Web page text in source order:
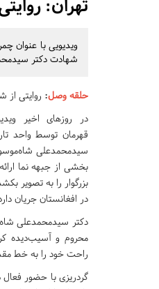
تهران:
ویدیویی با عنوان
شهادت دکتر
حلقه وصل: روایتی
در روزهای اخیر
قهرمان توسط واحد
سیدمحمدعلی
بخشی از جبهه نما
بزرگوار را به تصویر
در افغانستان جریان
دکتر سیدمحمدعلی
محروم و آسیب‌دیده
راحت خود را به خط
گردریزی با حضور فعال